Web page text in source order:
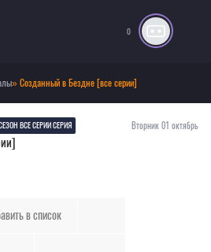
0
» Созданный в Бездне [все серии]
ВСЕ СЕРИИ СЕРИЯ Вторник 01 октябрь
в список